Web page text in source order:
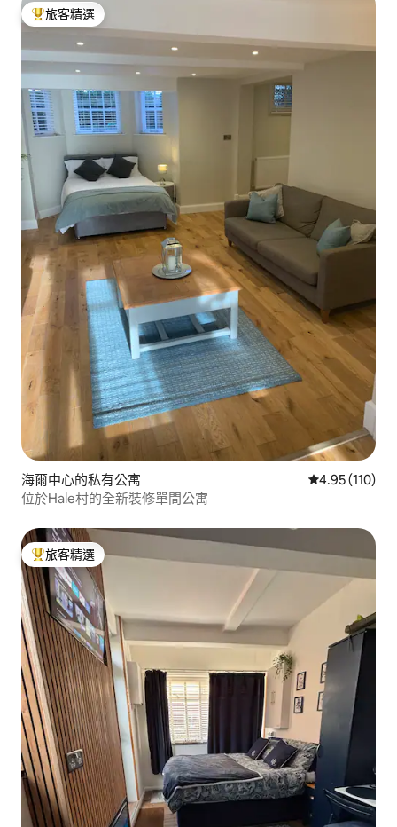
旅客精選榜首
旅客精選
海爾中心的私有公寓 從 110 則評價
4.95 (110)
位於Hale村的全新裝修單間公寓
旅客精選榜首
旅客精選